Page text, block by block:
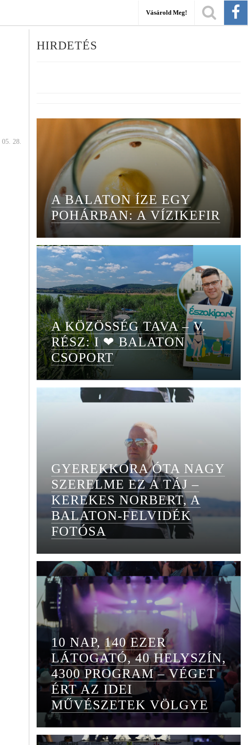
Vásárold Meg!
05. 28.
HIRDETÉS
A BALATON ÍZE EGY
POHÁRBAN: A VÍZIKEFIR
A KÖZÖSSÉG TAVA – V.
RÉSZ: I ❤ BALATON
CSOPORT
GYEREKKORA ÓTA NAGY
SZERELME EZ A TÁJ –
KEREKES NORBERT, A
BALATON-FELVIDÉK
FOTÓSA
10 NAP, 140 EZER
LÁTOGATÓ, 40 HELYSZÍN,
4300 PROGRAM – VÉGET
ÉRT AZ IDEI
MŰVÉSZETEK VÖLGYE